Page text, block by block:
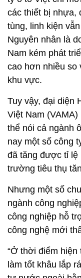
các thiết bị nhựa,
tùng, linh kiện
Nguyên nhân là
Nam kém phát
cao hơn nhiều so
khu vực.
Tuy vậy, đại diện
Việt Nam
thể nói cả ngành
nay một số công
đã tăng được tỉ lệ
trường tiêu thụ
Nhưng một số
ngành công
công nghiệp hỗ
công nghệ mới
“Ở thời điểm
làm tốt khâu lắp